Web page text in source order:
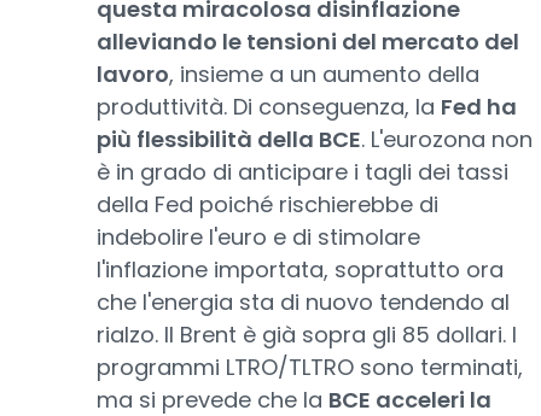
questa miracolosa disinflazione
alleviando le tensioni del mercato del
lavoro, insieme a un aumento della
produttività. Di conseguenza, la Fed ha
più flessibilità della BCE. L'eurozona non
è in grado di anticipare i tagli dei tassi
della Fed poiché rischierebbe di
indebolire l'euro e di stimolare
l'inflazione importata, soprattutto ora
che l'energia sta di nuovo tendendo al
rialzo. Il Brent è già sopra gli 85 dollari. I
programmi LTRO/TLTRO sono terminati,
ma si prevede che la BCE acceleri la